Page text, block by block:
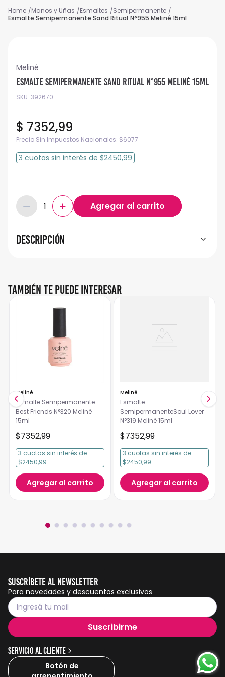
Manos y Uñas Esmaltes
Semipermanente
Esmalte Semipermanente Sand Ritual N°955 Meliné 15ml
Meliné
Esmalte Semipermanente Sand Ritual N°955 Meliné 15ml
SKU: 392670
$ 7352,99
Precio Sin Impuestos Nacionales: $6077
3 cuotas sin interés de $2450,99
Descripción
También te puede interesar
Meliné
Esmalte Semipermanente
Best Friends N°320 Meliné
15ml
$7352,99
3 cuotas sin interés de
$2450,99
Agregar al carrito
Meliné
Esmalte
SemipermanenteSoul Lover
N°319 Meliné 15ml
$7352,99
3 cuotas sin interés de
$2450,99
Agregar al carrito
Suscríbete al Newsletter
Para novedades y descuentos exclusivos
Suscribirme
Servicio al cliente
Botón de